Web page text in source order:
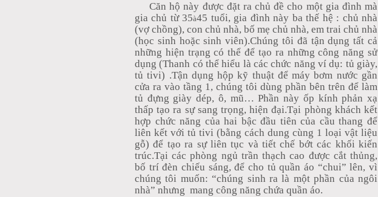
Căn hộ này được đặt ra chủ đề cho một gia đình mà
gia chủ từ 35à45 tuổi, gia đình này ba thế hệ : chủ nhà
(vợ chồng), con chủ nhà, bố mẹ chủ nhà, em trai chủ nhà
(học sinh hoặc sinh viên).Chúng tôi đã tận dụng tất cả
những hiện trạng có thể để tạo ra những công năng sử
dụng (Thanh có thể hiểu là các chức năng ví dụ: tủ giày,
tủ tivi) .Tận dụng hộp kỹ thuật để máy bơm nước gần
cửa ra vào tầng 1, chúng tôi dùng phần bên trên để làm
tủ đựng giày dép, ô, mũ… Phần này ốp kính phản xạ
thấp tạo ra sự sang trọng, hiện đại.Tại phòng khách kết
hợp chức năng của hai bậc đầu tiên của cầu thang để
liên kết với tủ tivi (bằng cách dung cùng 1 loại vật liệu
gỗ) để tạo ra sự liên tục và tiết chế bớt các khối kiến
trúc.Tại các phòng ngủ trần thạch cao được cắt thủng,
bố trí đèn chiếu sáng, để cho tủ quần áo “chui” lên, vì
chúng tôi muốn: “chúng sinh ra là một phần của ngôi
nhà” nhưng mang công năng chứa quần áo.